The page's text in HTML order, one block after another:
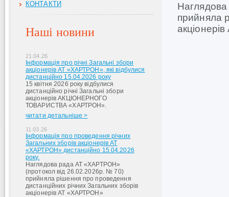
КОНТАКТИ
Наші новини
21.04.26
Інформація про річні Загальні збори
акціонерів АТ «ХАРТРОН», які відбулися
дистанційно 15.04.2026 року
15 квітня 2026 року відбулися
дистанційно річні Загальні збори
акціонерів АКЦІОНЕРНОГО
ТОВАРИСТВА «ХАРТРОН».
читати детальніше >
11.03.26
Інформація про проведення річних
Загальних зборів акціонерів АТ
«ХАРТРОН» дистанційно 15.04.2026
року.
Наглядова рада АТ «ХАРТРОН»
(протокол від 26.02.2026р. № 70)
прийняла рішення про проведення
дистанційних річних Загальних зборів
акціонерів АТ «ХАРТРОН»
прийняла